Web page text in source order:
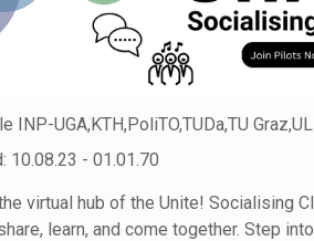
INP-UGA,KTH,PoliTO,TUDa,TU
10.08.23 - 01.01.70
virtual hub of the Unite! Socialising
learn, and come together. Step